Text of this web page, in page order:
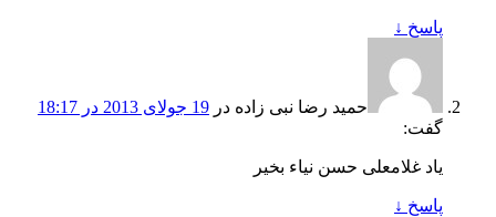
پاسخ ↓
حمید رضا نبی زاده در 19 جولای 2013 در 18:17
گفت:
یاد غلامعلی حسن نیاء بخیر
پاسخ ↓